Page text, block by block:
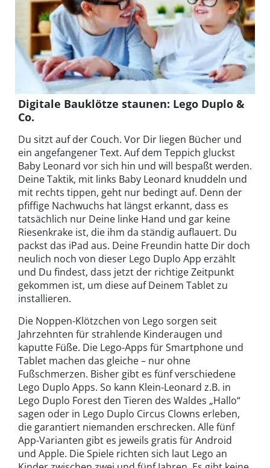
Digitale Bauklötze staunen: Lego Duplo &
Co.
Du sitzt auf der Couch. Vor Dir liegen Bücher und
ein angefangener Text. Auf dem Teppich gluckst
Baby Leonard vor sich hin und will bespaßt werden.
Deine Taktik, mit links Baby Leonard knuddeln und
mit rechts tippen, geht nur bedingt auf. Denn der
pfiffige Nachwuchs hat längst erkannt, dass es
tatsächlich nur Deine linke Hand und gar keine
Riesenkrake ist, die ihm da ständig auflauert. Du
packst das iPad aus. Deine Freundin hatte Dir doch
neulich noch von dieser Lego Duplo App erzählt
und Du findest, dass jetzt der richtige Zeitpunkt
gekommen ist, um diese auf Deinem Tablet zu
installieren.
Die Noppen-Klötzchen von Lego sorgen seit
Jahrzehnten für strahlende Kinderaugen und
kaputte Füße. Die Lego-Apps für Smartphone und
Tablet machen das gleiche – nur ohne
Fußschmerzen. Bisher gibt es fünf verschiedene
Lego Duplo Apps. So kann Klein-Leonard z.B. in
Lego Duplo Forest den Tieren des Waldes „Hallo“
sagen oder in Lego Duplo Circus Clowns erleben,
die garantiert niemanden erschrecken. Alle fünf
App-Varianten gibt es jeweils gratis für Android
und Apple. Die Spiele richten sich laut Lego an